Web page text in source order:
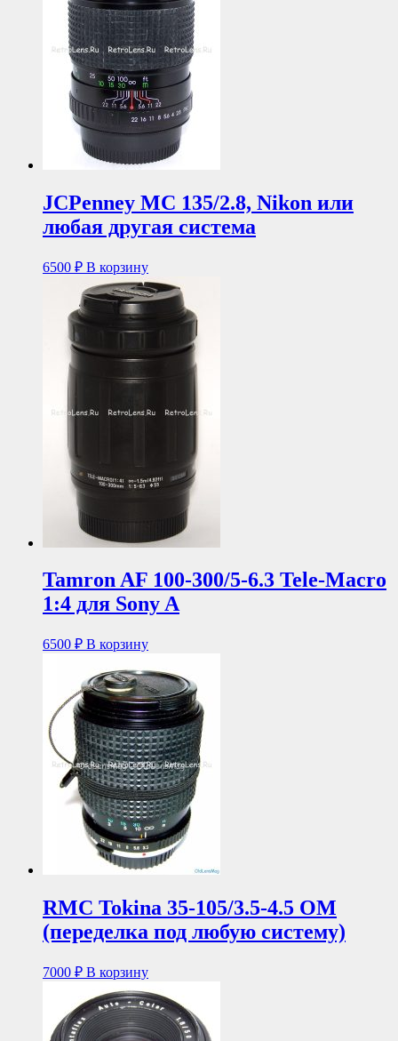
JCPenney MC 135/2.8, Nikon или
любая другая система
6500 ₽ В корзину
Tamron AF 100-300/5-6.3 Tele-Macro
1:4 для Sony A
6500 ₽ В корзину
RMC Tokina 35-105/3.5-4.5 OM
(переделка под любую систему)
7000 ₽ В корзину